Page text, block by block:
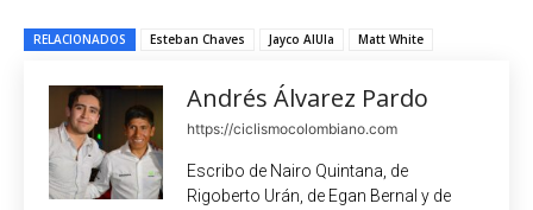
RELACIONADOS Esteban Chaves Jayco AlUla Matt White
Andrés Álvarez Pardo
https://ciclismocolombiano.com
Escribo de Nairo Quintana, de
Rigoberto Urán, de Egan Bernal y de